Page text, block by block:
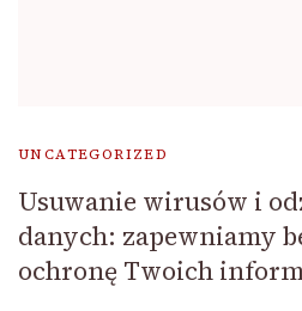
UNCATEGORIZED
Usuwanie wirusów i
danych: zapewniamy
ochronę Twoich